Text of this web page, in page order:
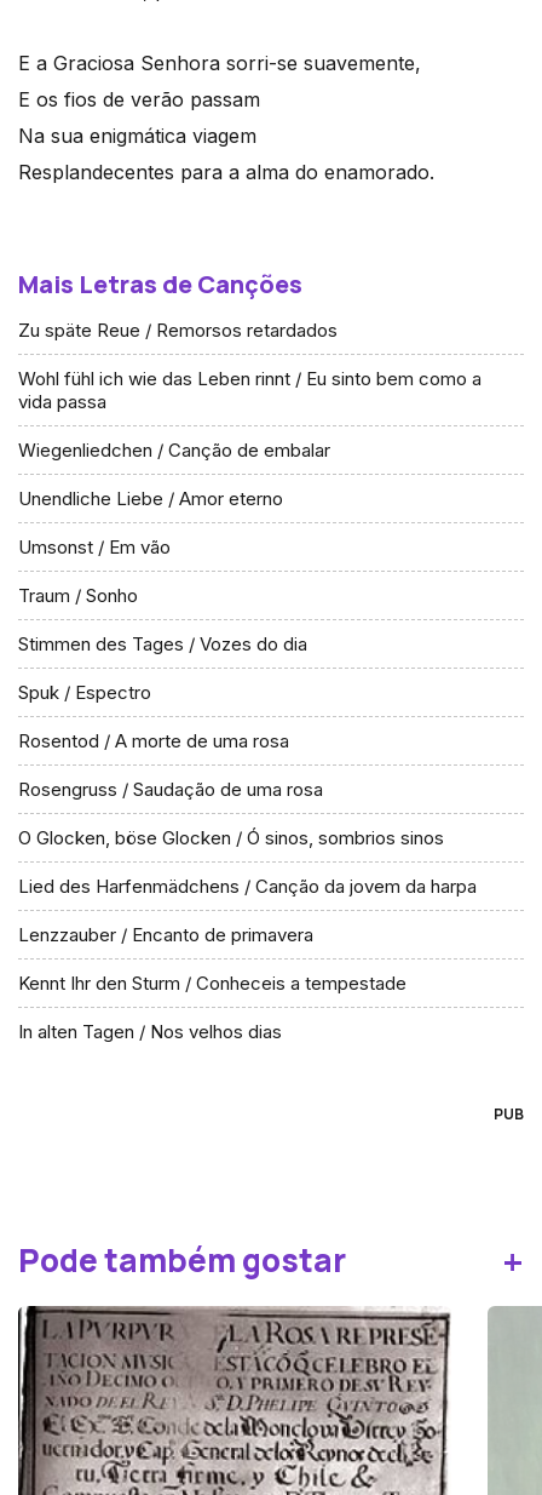
E a Graciosa Senhora sorri-se suavemente,
E os fios de verão passam
Na sua enigmática viagem
Resplandecentes para a alma do enamorado.
Mais Letras de Canções
Zu späte Reue / Remorsos retardados
Wohl fühl ich wie das Leben rinnt / Eu sinto bem como a
vida passa
Wiegenliedchen / Canção de embalar
Unendliche Liebe / Amor eterno
Umsonst / Em vão
Traum / Sonho
Stimmen des Tages / Vozes do dia
Spuk / Espectro
Rosentod / A morte de uma rosa
Rosengruss / Saudação de uma rosa
O Glocken, böse Glocken / Ó sinos, sombrios sinos
Lied des Harfenmädchens / Canção da jovem da harpa
Lenzzauber / Encanto de primavera
Kennt Ihr den Sturm / Conheceis a tempestade
In alten Tagen / Nos velhos dias
PUB
Pode também gostar +